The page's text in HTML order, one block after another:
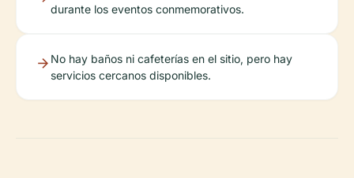
durante los eventos conmemorativos.
No hay baños ni cafeterías en el sitio, pero hay
servicios cercanos disponibles.